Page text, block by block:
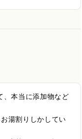
、本当に添加物など
湯割りしかしてい